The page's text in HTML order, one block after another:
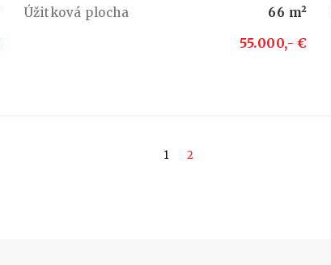
Úžitková plocha
66 m²
55.000,- €
1 2